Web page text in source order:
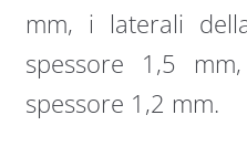
mm, i laterali
spessore 1,5
spessore 1,2 mm.